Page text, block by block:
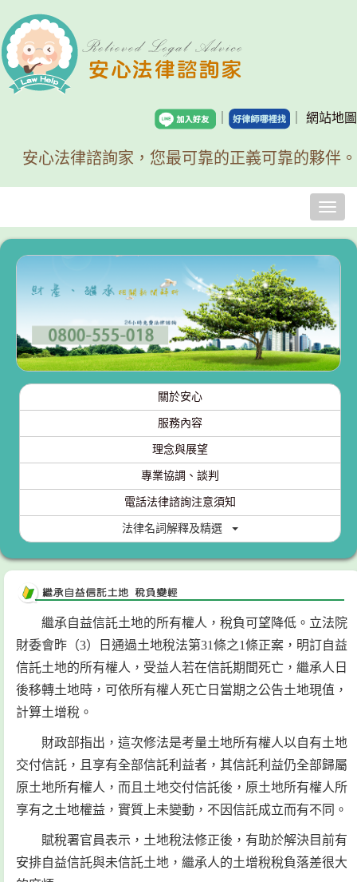
網站地圖
安心法律諮詢家，您最可靠的正義可靠的夥伴。
關於安心
服務內容
理念與展望
專業協調、談判
電話法律諮詢注意須知
法律名詞解釋及精選
繼承自益信託土地的所有權人，稅負可望降低。立法院
財委會昨（3）日通過土地稅法第31條之1條正案，明訂自益
信託土地的所有權人，受益人若在信託期間死亡，繼承人日
後移轉土地時，可依所有權人死亡日當期之公告土地現值，
計算土增稅。
財政部指出，這次修法是考量土地所有權人以自有土地
交付信託，且享有全部信託利益者，其信託利益仍全部歸屬
原土地所有權人，而且土地交付信託後，原土地所有權人所
享有之土地權益，實質上未變動，不因信託成立而有不同。
賦稅署官員表示，土地稅法修正後，有助於解決目前有
安排自益信託與未信託土地，繼承人的土增稅稅負落差很大